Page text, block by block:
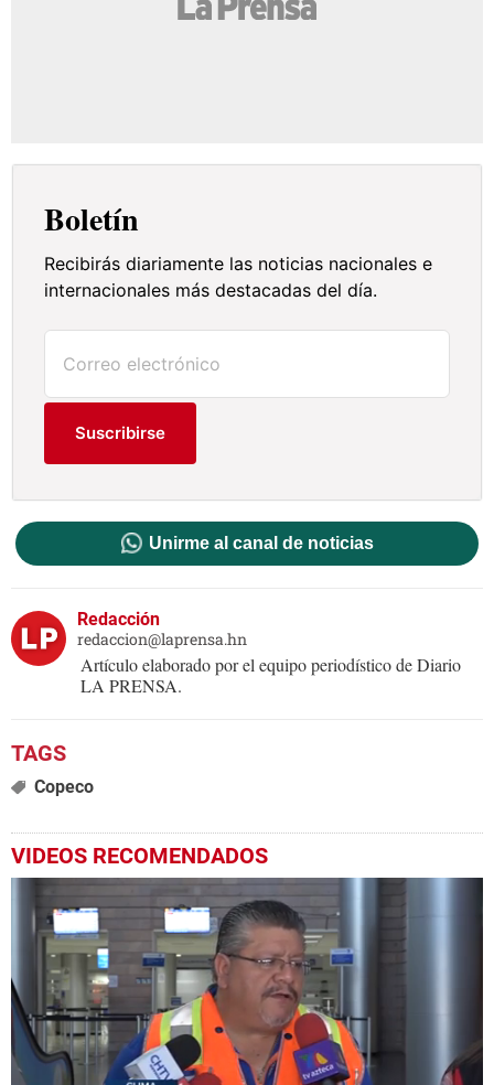
Boletín
Recibirás diariamente las noticias nacionales e
internacionales más destacadas del día.
Suscribirse
Unirme al canal de noticias
Redacción
redaccion@laprensa.hn
Artículo elaborado por el equipo periodístico de Diario
LA PRENSA.
Copeco
VIDEOS RECOMENDADOS